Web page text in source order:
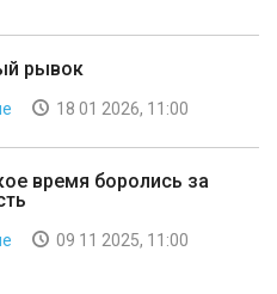
рывок
18 01 2026, 11:00
время боролись за
09 11 2025, 11:00